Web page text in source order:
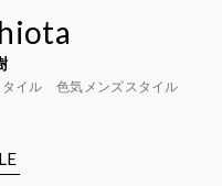
イル 色気メンズスタイル